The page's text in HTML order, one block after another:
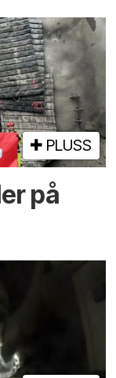
PLUSS
på